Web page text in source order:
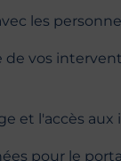
les
vos
et l'accès
pour le